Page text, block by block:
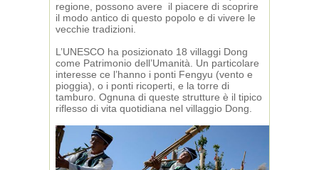
regione, possono avere il piacere di scoprire
il modo antico di questo popolo e di vivere le
vecchie tradizioni.
L’UNESCO ha posizionato 18 villaggi Dong
come Patrimonio dell’Umanità. Un particolare
interesse ce l’hanno i ponti Fengyu (vento e
pioggia), o i ponti ricoperti, e la torre di
tamburo. Ognuna di queste strutture è il tipico
riflesso di vita quotidiana nel villaggio Dong.